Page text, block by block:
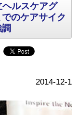
ルスケアグ
のケアサイク
2014-12-1